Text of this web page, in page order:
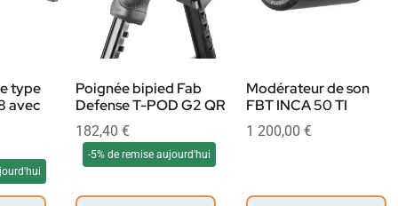
type
avec
Poignée bipied Fab
Defense T-POD G2 QR
182,40€
-5% de remise aujourd'hui
Modérateur de son
FBT INCA 50 TI
1 200,00 €